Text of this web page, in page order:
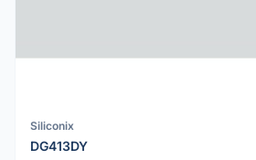
Siliconix
DG413DY